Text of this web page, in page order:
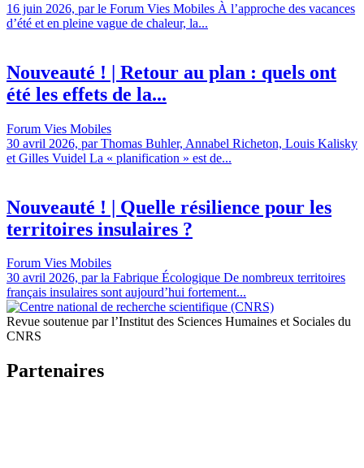
16 juin 2026, par le Forum Vies Mobiles À l’approche des vacances
d’été et en pleine vague de chaleur, la...
Nouveauté ! | Retour au plan : quels ont
été les effets de la...
Forum Vies Mobiles
30 avril 2026, par Thomas Buhler, Annabel Richeton, Louis Kalisky
et Gilles Vuidel La « planification » est de...
Nouveauté ! | Quelle résilience pour les
territoires insulaires ?
Forum Vies Mobiles
30 avril 2026, par la Fabrique Écologique De nombreux territoires
français insulaires sont aujourd’hui fortement...
Revue soutenue par l’Institut des Sciences Humaines et Sociales du
CNRS
Partenaires